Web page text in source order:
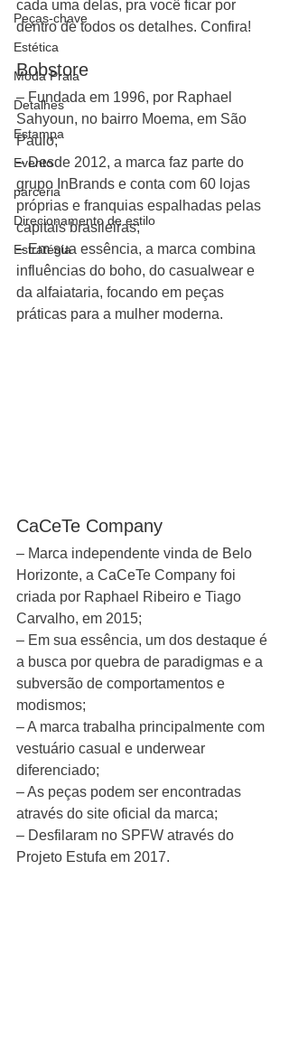
Peças-chave
Estética
Moda Praia
Detalhes
Estampa
Evento
parceria
Direcionamento de estilo
Estratégia
cada uma delas, pra você ficar por
dentro de todos os detalhes. Confira!
Bobstore
– Fundada em 1996, por Raphael
Sahyoun, no bairro Moema, em São
Paulo;
– Desde 2012, a marca faz parte do
grupo InBrands e conta com 60 lojas
próprias e franquias espalhadas pelas
capitais brasileiras;
– Em sua essência, a marca combina
influências do boho, do casualwear e
da alfaiataria, focando em peças
práticas para a mulher moderna.
CaCeTe Company
– Marca independente vinda de Belo
Horizonte, a CaCeTe Company foi
criada por Raphael Ribeiro e Tiago
Carvalho, em 2015;
– Em sua essência, um dos destaque é
a busca por quebra de paradigmas e a
subversão de comportamentos e
modismos;
– A marca trabalha principalmente com
vestuário casual e underwear
diferenciado;
– As peças podem ser encontradas
através do site oficial da marca;
– Desfilaram no SPFW através do
Projeto Estufa em 2017.